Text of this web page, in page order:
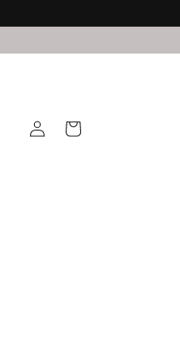
EinloggenWarenkorb